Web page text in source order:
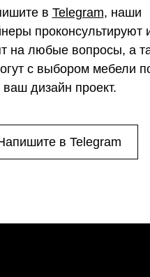
в Telegram, наши
проконсультируют
на любые вопросы, а
с выбором мебели
ваш дизайн проект.
в Telegram